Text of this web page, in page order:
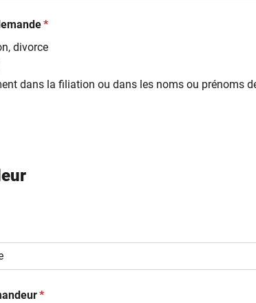
(obligatoire)
*
divorce
dans la filiation ou dans les noms ou prénoms
(obligatoire)
*